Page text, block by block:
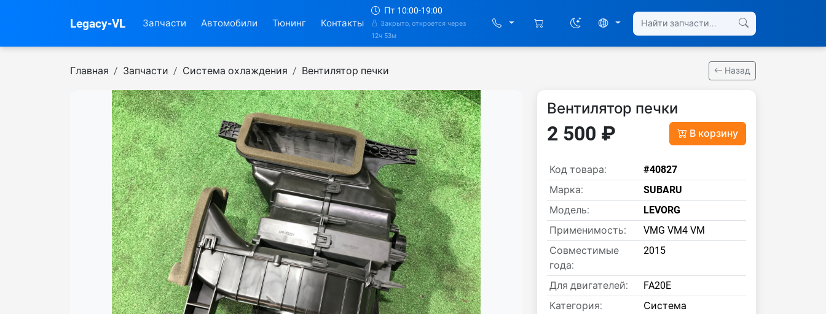
Legacy-VL Запчасти Автомобили Тюнинг Контакты
Пт 10:00-19:00
Закрыто, откроется через
12ч 53м
Главная Запчасти Система охлаждения Вентилятор печки Назад
Вентилятор печки
2 500 ₽ В корзину
Код товара:
#40827
Марка:
SUBARU
Модель:
LEVORG
Применимость:
VMG VM4 VM
Совместимые
года:
2015
Для двигателей:
FA20E
Категория:
Система